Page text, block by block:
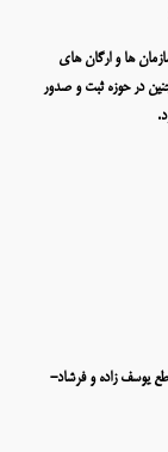
ها و ارگان های
در حوزه ثبت و صدور
یوسف زاده و فرشاد-